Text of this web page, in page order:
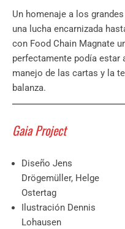
Un homenaje a los
una lucha encarnizada
con Food Chain Magnate
perfectamente podía estar
manejo de las cartas y la
balanza.
Gaia Project
Diseño Jens
Drögemüller, Helge
Ostertag
Ilustración Dennis
Lohausen